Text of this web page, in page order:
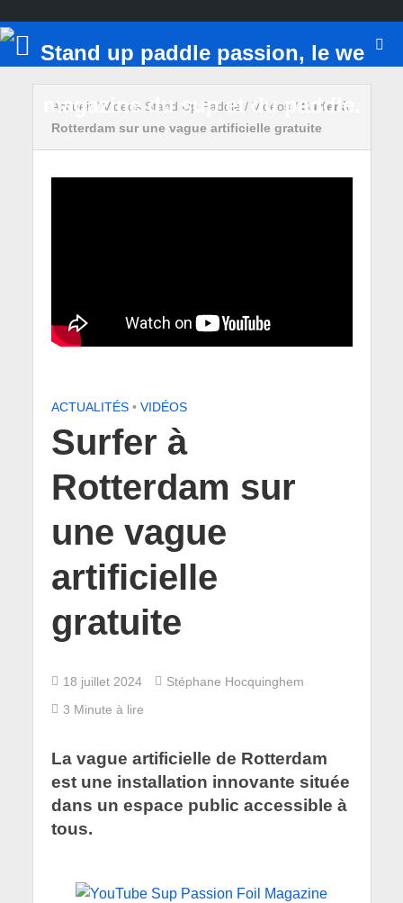
Accueil/ Vidéos Stand Up Paddle / Vidéos/ Surfer à
Rotterdam sur une vague artificielle gratuite
ACTUALITÉS • VIDÉOS
Surfer à
Rotterdam sur
une vague
artificielle
gratuite
18 juillet 2024
Stéphane Hocquinghem
3 Minute à lire
La vague artificielle de Rotterdam
est une installation innovante située
dans un espace public accessible à
tous.